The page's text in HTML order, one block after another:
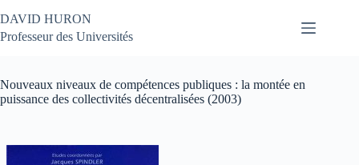
au
contenu
DAVID HURON
Professeur des Universités
Nouveaux niveaux de compétences publiques : la montée en
puissance des collectivités décentralisées (2003)